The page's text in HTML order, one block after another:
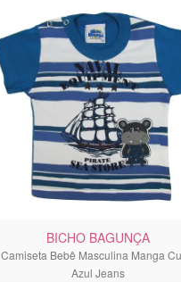
BICHO BAGUNÇA
Camiseta Bebê Masculina Manga
Azul Jeans